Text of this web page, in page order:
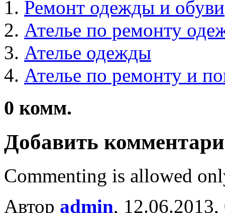
Ремонт одежды и обуви
Ателье по ремонту
Ателье одежды
Ателье по ремонту и
0 комм.
Добавить
Commenting is allowed
Автор admin,